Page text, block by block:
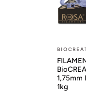
1,75mm
1kg